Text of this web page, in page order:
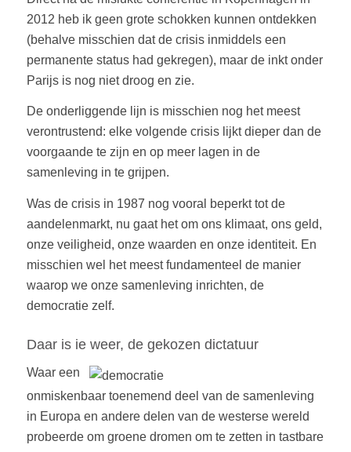
2012 heb ik geen grote schokken kunnen ontdekken
(behalve misschien dat de crisis inmiddels een
permanente status had gekregen), maar de inkt onder
Parijs is nog niet droog en zie.
De onderliggende lijn is misschien nog het meest
verontrustend: elke volgende crisis lijkt dieper dan de
voorgaande te zijn en op meer lagen in de
samenleving in te grijpen.
Was de crisis in 1987 nog vooral beperkt tot de
aandelenmarkt, nu gaat het om ons klimaat, ons geld,
onze veiligheid, onze waarden en onze identiteit. En
misschien wel het meest fundamenteel de manier
waarop we onze samenleving inrichten, de
democratie zelf.
Daar is ie weer, de gekozen dictatuur
Waar een
onmiskenbaar toenemend deel van de samenleving
in Europa en andere delen van de westerse wereld
probeerde om groene dromen om te zetten in tastbare